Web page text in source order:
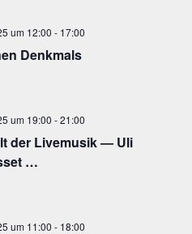
Denkmals
um 12:00 - 17:00
der Live­mu­sik — Uli
…
um 19:00 -21:00
um 11:00 - 18:00